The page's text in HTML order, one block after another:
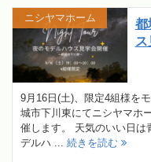
都
ス
9月16日(土)、限定4組様を
城市下川東にてニシヤマホ
催します。 天気のいい日は
デルハ ... 続きを読む
ニシヤマホーム